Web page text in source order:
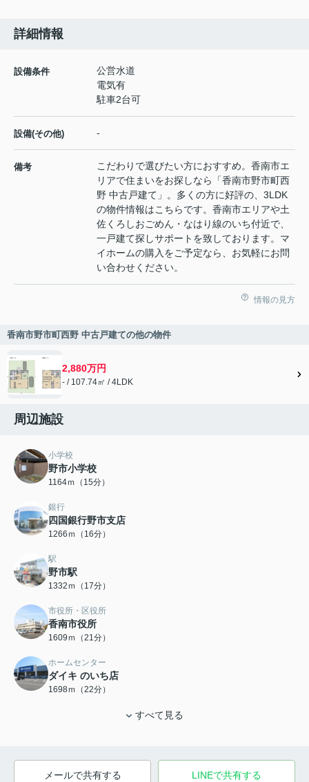
詳細情報
設備条件
公営水道
電気有
駐車2台可
設備(その他) -
備考
こだわりで選びたい方におすすめ。香南市エ
リアで住まいをお探しなら「香南市野市町西
野 中古戸建て」。多くの方に好評の、3LDK
の物件情報はこちらです。香南市エリアや土
佐くろしおごめん・なはり線のいち付近で、
一戸建て探しサポートを致しております。マ
イホームの購入をご予定なら、お気軽にお問
い合わせください。
情報の見方
香南市野市町西野 中古戸建ての他の物件
2,880万円
- / 107.74㎡ / 4LDK
周辺施設
小学校
野市小学校
1164ｍ（15分）
銀行
四国銀行野市支店
1266ｍ（16分）
駅
野市駅
1332ｍ（17分）
市役所・区役所
香南市役所
1609ｍ（21分）
ホームセンター
ダイキ のいち店
1698ｍ（22分）
すべて見る
メールで共有する LINEで共有する